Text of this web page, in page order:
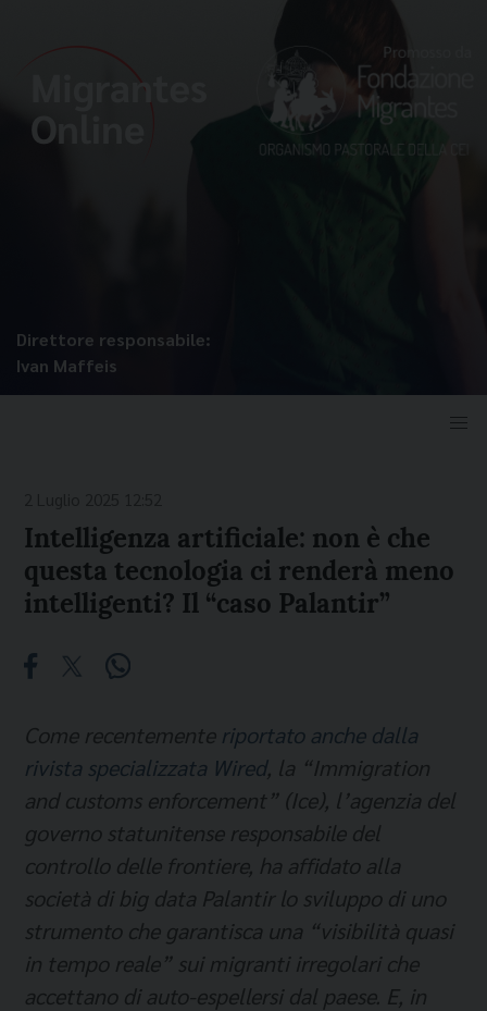
Direttore responsabile:
Ivan Maffeis
Intelligenza artificiale: non è che
questa tecnologia ci renderà meno
intelligenti? Il “caso Palantir”
Come recentemente riportato anche dalla
rivista specializzata Wired, la “Immigration
and customs enforcement” (Ice), l’agenzia del
governo statunitense responsabile del
controllo delle frontiere, ha affidato alla
società di big data Palantir lo sviluppo di uno
strumento che garantisca una “visibilità quasi
in tempo reale” sui migranti irregolari che
accettano di auto-espellersi dal paese. E, in